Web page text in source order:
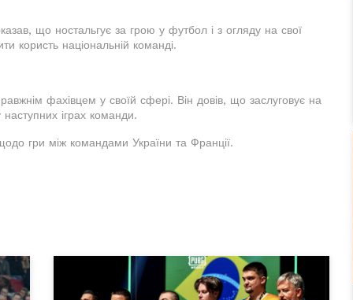
що ностальгує за грою у футбол і з огляду на свої
користь національній команді.
фахівцем у своїй сфері. Він довів, що заслуговує на
іграх команди.
гри між командами України та Франції.